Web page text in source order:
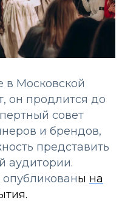
в Московской
он продлится до
совет
и брендов,
представить
аудитории.
ы на